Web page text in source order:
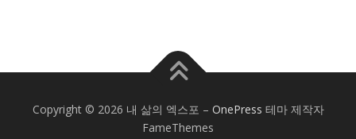
Copyright © 2026 내 삶의 엑스포 – OnePress 테마 제작자
FameThemes